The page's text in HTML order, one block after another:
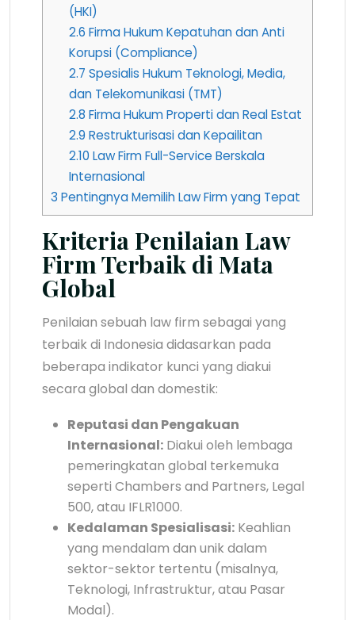
(HKI)
2.6 Firma Hukum Kepatuhan dan Anti
Korupsi (Compliance)
2.7 Spesialis Hukum Teknologi, Media,
dan Telekomunikasi (TMT)
2.8 Firma Hukum Properti dan Real Estat
2.9 Restrukturisasi dan Kepailitan
2.10 Law Firm Full-Service Berskala
Internasional
3 Pentingnya Memilih Law Firm yang Tepat
Kriteria Penilaian Law
Firm Terbaik di Mata
Global
Penilaian sebuah law firm sebagai yang
terbaik di Indonesia didasarkan pada
beberapa indikator kunci yang diakui
secara global dan domestik:
Reputasi dan Pengakuan
Internasional: Diakui oleh lembaga
pemeringkatan global terkemuka
seperti Chambers and Partners, Legal
500, atau IFLR1000.
Kedalaman Spesialisasi: Keahlian
yang mendalam dan unik dalam
sektor-sektor tertentu (misalnya,
Teknologi, Infrastruktur, atau Pasar
Modal).